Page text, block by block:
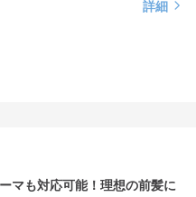
詳細
マも対応可能！理想の前髪に